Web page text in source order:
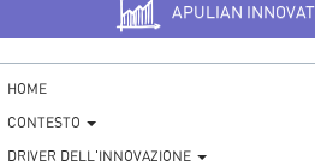
APULIAN
HOME
CONTESTO
DRIVER DELL'INNOVAZIONE